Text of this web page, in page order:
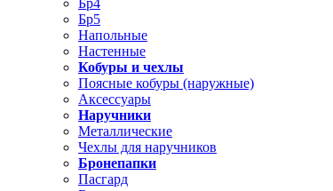
Бр4
Бр5
Напольные
Настенные
Кобуры и чехлы
Поясные кобуры (наружные)
Аксессуары
Наручники
Металлические
Чехлы для наручников
Бронепапки
Пасгард